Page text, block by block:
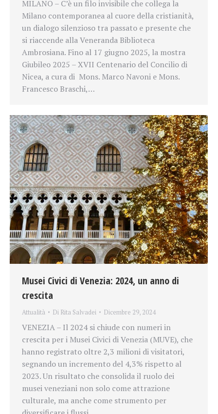
MILANO – C’è un filo invisibile che collega la
Milano contemporanea al cuore della cristianità,
un dialogo silenzioso tra passato e presente che
si riaccende alla Veneranda Biblioteca
Ambrosiana. Fino al 17 giugno 2025, la mostra
Giubileo 2025 – XVII Centenario del Concilio di
Nicea, a cura di Mons. Marco Navoni e Mons.
Francesco Braschi,…
Musei Civici di Venezia: 2024, un anno di
crescita
Attualità Di Rita Salvadei Dicembre 29, 2024
VENEZIA – Il 2024 si chiude con numeri in
crescita per i Musei Civici di Venezia (MUVE), che
hanno registrato oltre 2,3 milioni di visitatori,
segnando un incremento del 4,3% rispetto al
2023. Un risultato che consolida il ruolo dei
musei veneziani non solo come attrazione
culturale, ma anche come strumento per